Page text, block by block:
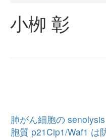
小栁 彰
肺がん細胞の
胞質 p21Cip1/Waf1 は